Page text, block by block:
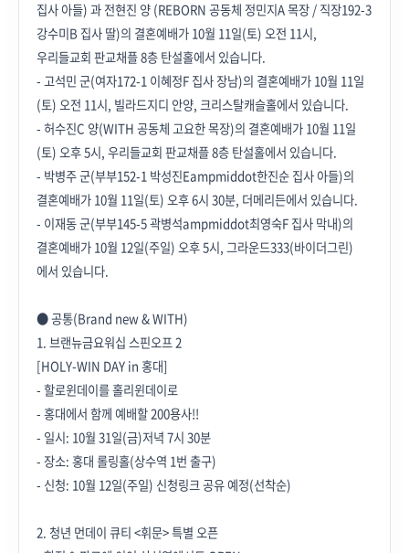
집사 아들) 과 전현진 양 (REBORN 공동체 정민지A 목장 / 직장192-3
강수미B 집사 딸)의 결혼예배가 10월 11일(토) 오전 11시,
우리들교회 판교채플 8층 탄설홀에서 있습니다.
- 고석민 군(여자172-1 이혜정F 집사 장남)의 결혼예배가 10월 11일
(토) 오전 11시, 빌라드지디 안양, 크리스탈캐슬홀에서 있습니다.
- 허수진C 양(WITH 공동체 고요한 목장)의 결혼예배가 10월 11일
(토) 오후 5시, 우리들교회 판교채플 8층 탄설홀에서 있습니다.
- 박병주 군(부부152-1 박성진Eampmiddot한진순 집사 아들)의
결혼예배가 10월 11일(토) 오후 6시 30분, 더메리든에서 있습니다.
- 이재동 군(부부145-5 곽병석ampmiddot최영숙F 집사 막내)의
결혼예배가 10월 12일(주일) 오후 5시, 그라운드333(바이더그린)
에서 있습니다.
● 공통(Brand new & WITH)
1. 브랜뉴금요워십 스핀오프 2
[HOLY-WIN DAY in 홍대]
- 할로윈데이를 홀리윈데이로
- 홍대에서 함께 예배할 200용사!!
- 일시: 10월 31일(금)저녁 7시 30분
- 장소: 홍대 롤링홀(상수역 1번 출구)
- 신청: 10월 12일(주일) 신청링크 공유 예정(선착순)
2. 청년 먼데이 큐티 <휘문> 특별 오픈